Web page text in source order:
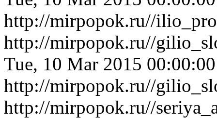
http://mirpopok.ru//
http://mirpopok.ru//
Tue, 10 Mar 2015
http://mirpopok.ru//
http://mirpopok.ru//